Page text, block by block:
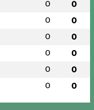
0 0
0 0
0 0
0 0
0 0
0 0